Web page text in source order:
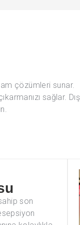
çözümleri sunar.
sağlar. Dış
son